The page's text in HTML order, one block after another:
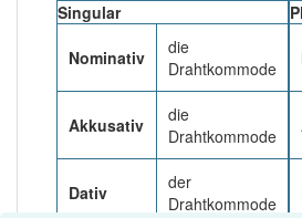
Häufigkeit: 2 von 10
Wörter mit Endung-
Wörter mit Endung-
anderen Artikeldie: 0
Singular
Nominativ
die
Drahtkommode
Akkusativ
die
Drahtkommode
Dativ
der
Drahtkommode